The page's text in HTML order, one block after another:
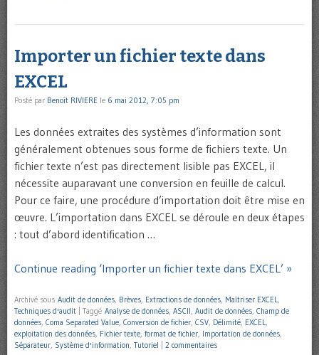
Importer un fichier texte dans
EXCEL
Posté par Benoît RIVIERE le 6 mai 2012, 7:05 pm
Les données extraites des systèmes d’information sont
généralement obtenues sous forme de fichiers texte. Un
fichier texte n’est pas directement lisible pas EXCEL, il
nécessite auparavant une conversion en feuille de calcul.
Pour ce faire, une procédure d’importation doit être mise en
œuvre. L’importation dans EXCEL se déroule en deux étapes
: tout d’abord identification …
Continue reading ‘Importer un fichier texte dans EXCEL’ »
Archivé sous Audit de données Brèves Extractions de données Maîtriser EXCEL
Techniques d'audit
Taggé Analyse de données ASCII Audit de données Champ de
données Coma Separated Value Conversion de fichier CSV Délimité EXCEL
exploitation des données Fichier texte format de fichier Importation de données
Séparateur Système d'information Tutoriel 2 commentaires